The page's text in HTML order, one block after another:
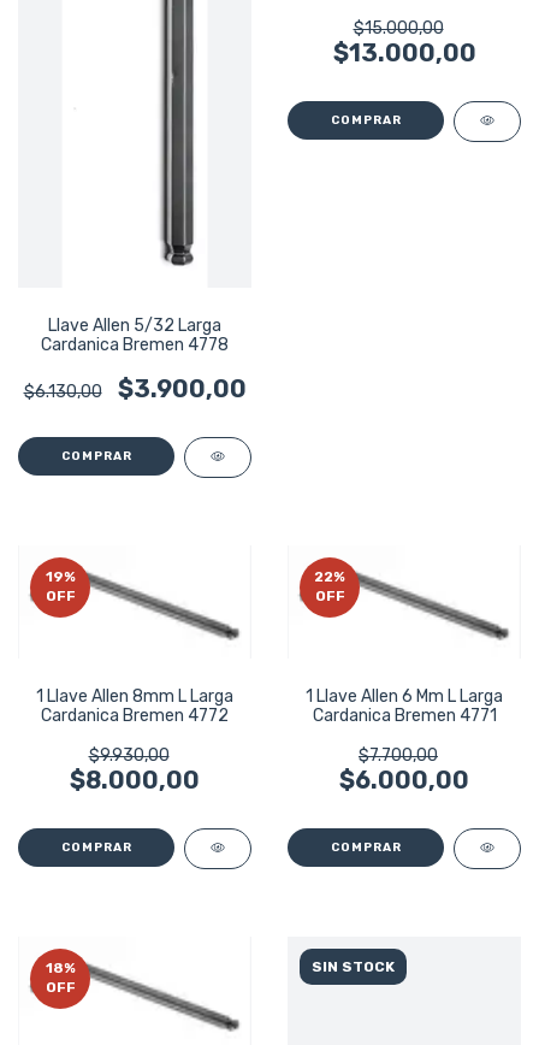
Llave Allen 5/32 Larga
Cardanica Bremen 4778
$6.130,00 $3.900,00
$15.000,00
$13.000,00
19%
OFF
1 Llave Allen 8mm L Larga
Cardanica Bremen 4772
$9.930,00
$8.000,00
22%
OFF
1 Llave Allen 6 Mm L Larga
Cardanica Bremen 4771
$7.700,00
$6.000,00
18%
OFF
SIN STOCK